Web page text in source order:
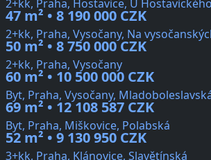
2+kk, Praha, Hostavice, U
47 m² • 8 190 000 CZK
2+kk, Praha, Vysočany, Na
50 m² • 8 750 000 CZK
2+kk, Praha, Vysočany
60 m² • 10 500 000 CZK
Byt, Praha, Vysočany,
69 m² • 12 108 587 CZK
Byt, Praha, Miškovice, Polabská
52 m² • 9 130 950 CZK
3+kk, Praha, Klánovice, Slavětínská